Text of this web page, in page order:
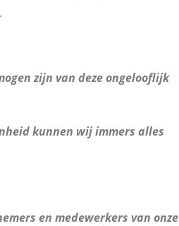
zijn van deze ongelooflijk
kunnen wij immers alles
en medewerkers van onze